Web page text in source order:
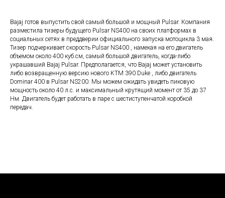
Bajaj готов выпустить свой самый большой и мощный Pulsar. Компания
разместила тизеры будущего Pulsar NS400 на своих платформах в
социальных сетях в преддверии официального запуска мотоцикла 3 мая.
Тизер подчеркивает скорость Pulsar NS400 , намекая на его двигатель
объемом около 400 куб.см, самый большой двигатель, когда-либо
украшавший Bajaj Pulsar. Предполагается, что Bajaj может установить
либо возвращенную версию нового KTM 390 Duke , либо двигатель
Dominar 400 в Pulsar NS200. Мы можем ожидать увидеть пиковую
мощность около 40 л.с. и максимальный крутящий момент от 35 до 37
Нм. Двигатель будет работать в паре с шестиступенчатой ​​коробкой
передач.